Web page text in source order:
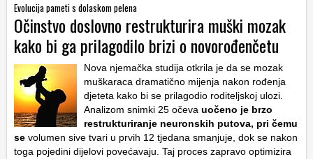
Evolucija pameti s dolaskom pelena
Očinstvo doslovno restrukturira muški mozak
kako bi ga prilagodilo brizi o novorođenčetu
Nova njemačka studija otkrila je da se mozak
muškaraca dramatično mijenja nakon rođenja
djeteta kako bi se prilagodio roditeljskoj ulozi.
Analizom snimki 25 očeva uočeno je brzo
restrukturiranje neuronskih putova, pri čemu
se volumen sive tvari u prvih 12 tjedana smanjuje, dok se nakon
toga pojedini dijelovi povećavaju. Taj proces zapravo optimizira